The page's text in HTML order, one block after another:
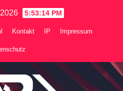
5:53:14 PM
Kontakt IP Impressum